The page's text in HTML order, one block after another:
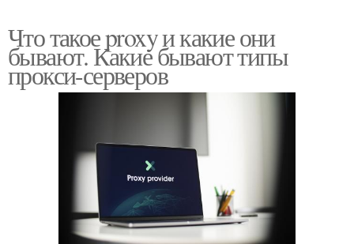
Что такое proxy и какие они
бывают. Какие бывают типы
прокси-серверов